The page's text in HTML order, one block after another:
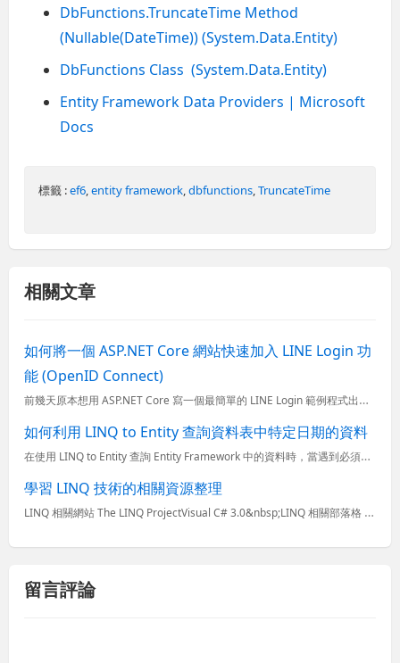
DbFunctions.TruncateTime Method
(Nullable(DateTime)) (System.Data.Entity)
DbFunctions Class (System.Data.Entity)
Entity Framework Data Providers | Microsoft
Docs
標籤 :ef6 ,entity framework ,dbfunctions ,TruncateTime
相關文章
如何將一個 ASP.NET Core 網站快速加入 LINE Login 功
能 (OpenID Connect)
前幾天原本想用 ASP.NET Core 寫一個最簡單的 LINE Login 範例程式出來，結果想不到這麼簡單的功能，卡關了兩天才找出解決之道。如果單純的透過 OAuth 2.0 授權流程來取得 A
如何利用 LINQ to Entity 查詢資料表中特定日期的資料
在使用 LINQ to Entity 查詢 Entity Framework 中的資料時，當遇到必須篩選出資料庫中特定一天的資料時，這件事就會變得有點棘手，每次遇到這個問題都得查一下才會寫，因此今天決
學習 LINQ 技術的相關資源整理
LINQ 相關網站 The LINQ ProjectVisual C# 3.0&nbsp;LINQ 相關部落格 Charlie&#39;s LINQ Articles Hooked on LINQ 1...
留言評論